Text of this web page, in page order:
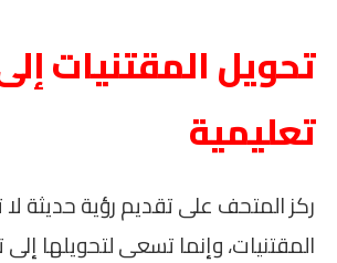
تحويل المقتنيات
تعليمية
ركز المتحف على تقديم رؤية حديثة
المقتنيات، وإنما تسعى لتحويلها إلى